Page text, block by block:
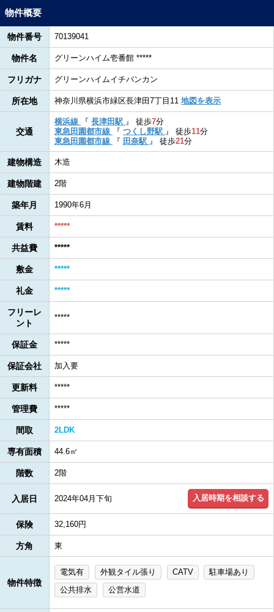
物件概要
物件番号 70139041
物件名 グリーンハイム壱番館 *****
フリガナ グリーンハイムイチバンカン
所在地 神奈川県横浜市緑区長津田7丁目11 地図を表示
交通
横浜線 『 長津田駅 』 徒歩7分
東急田園都市線
『 つくし野駅 』 徒歩11分
東急田園都市線
『 田奈駅 』 徒歩21分
建物構造 木造
建物階建 2階
築年月 1990年6月
賃料 *****
共益費 *****
敷金 *****
礼金 *****
フリーレ
ント
*****
保証金 *****
保証会社 加入要
更新料 *****
管理費 *****
間取 2LDK
専有面積 44.6㎡
階数 2階
入居日 2024年04月下旬 入居時期を相談する
保険 32,160円
方角 東
物件特徴
電気有 外観タイル張り CATV
駐車場あり
公共排水
公営水道